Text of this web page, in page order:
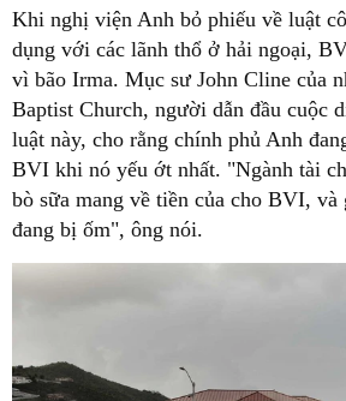
Khi nghị viện Anh bỏ phiếu về luật
dụng với các lãnh thổ ở hải ngoại,
vì bão Irma. Mục sư John Cline của
Baptist Church, người dẫn đầu cuộc
luật này, cho rằng chính phủ Anh
BVI khi nó yếu ớt nhất. "Ngành tài
bò sữa mang về tiền của cho BVI,
đang bị ốm", ông nói.